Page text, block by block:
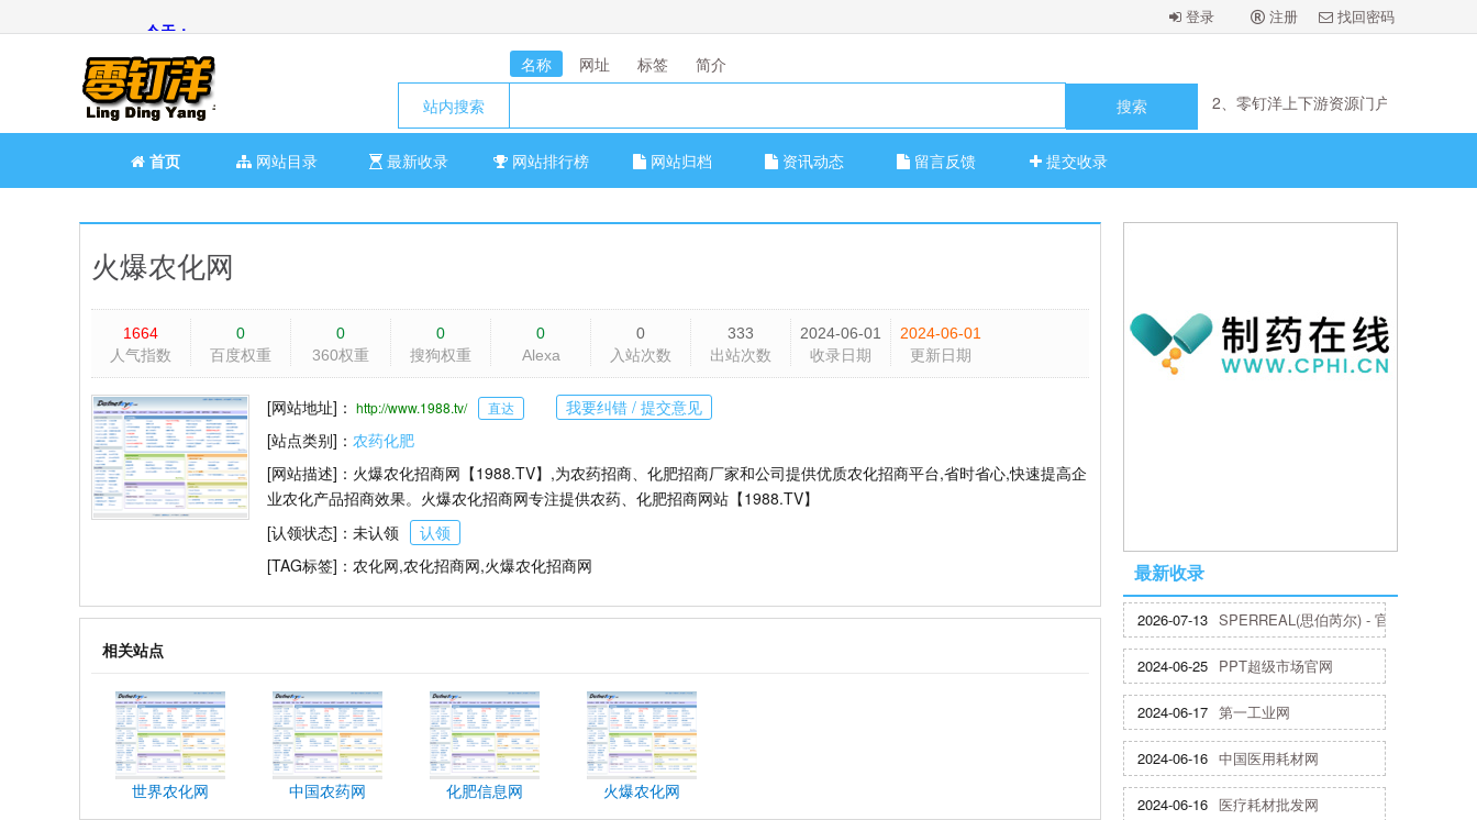
登录 注册 找回密码
名称 网址 标签
简介
站内搜索
2、零钉洋上下游资源门户
1、机械难加工刀片（思伯芮尔）
首页
网站目录 最新收录 网站排行榜 网站归档 资讯动态 留言反馈 提交收录
火爆农化网
1664
人气指数
0
百度权重
0
360权重
0
搜狗权重
0
Alexa
0
入站次数
333
出站次数
2024-06-01
收录日期
2024-06-01
更新日期
[网站地址]： http://www.1988.tv/ 直达
我要纠错 / 提交意见
[站点类别]： 农药化肥
[网站描述]： 火爆农化招商网【1988.TV】,为农药招商、化肥招商厂家和公司提供优质农化招商平台,省时省心,快速提高企
业农化产品招商效果。火爆农化招商网专注提供农药、化肥招商网站【1988.TV】
[认领状态]：未认领
认领
[TAG标签]：农化网,农化招商网,火爆农化招商网
相关站点
世界农化网 中国农药网 化肥信息网 火爆农化网
最新收录
2026-07-13 SPERREAL(思伯芮尔) - 官方网站
2024-06-25 PPT超级市场官网
2024-06-17 第一工业网
2024-06-16 中国医用耗材网
2024-06-16 医疗耗材批发网